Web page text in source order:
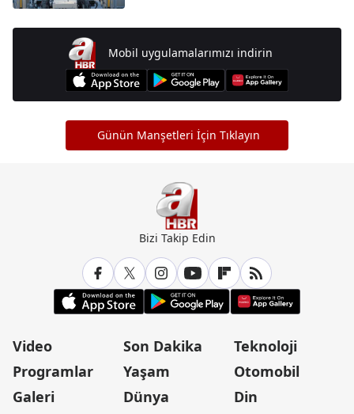
Mobil uygulamalarımızı indirin
Günün Manşetleri İçin Tıklayın
Bizi Takip Edin
Video
Programlar
Galeri
Son Dakika
Yaşam
Dünya
Teknoloji
Otomobil
Din